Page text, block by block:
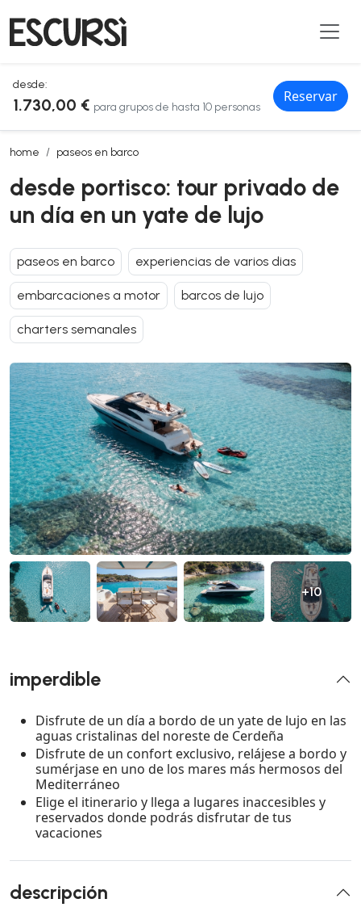
desde:
1.730,00 € para grupos de hasta 10 personas
Reservar
home paseos en barco
desde portisco: tour privado de un día en un yate de lujo
desde portisco: tour privado de
un día en un yate de lujo
paseos en barco experiencias de varios dias
embarcaciones a motor barcos de lujo
charters semanales
+10
imperdible
Disfrute de un día a bordo de un yate de lujo en las
aguas cristalinas del noreste de Cerdeña
Disfrute de un confort exclusivo, relájese a bordo y
sumérjase en uno de los mares más hermosos del
Mediterráneo
Elige el itinerario y llega a lugares inaccesibles y
reservados donde podrás disfrutar de tus
vacaciones
descripción